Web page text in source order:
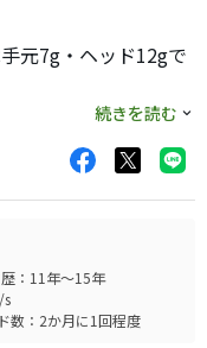
元7g・ヘッド12gで
していましたが、今は
ます。
。
クラブをお探しの
トを気軽に変える
続きを読む
：11年～15年
s
数：2か月に1回程度